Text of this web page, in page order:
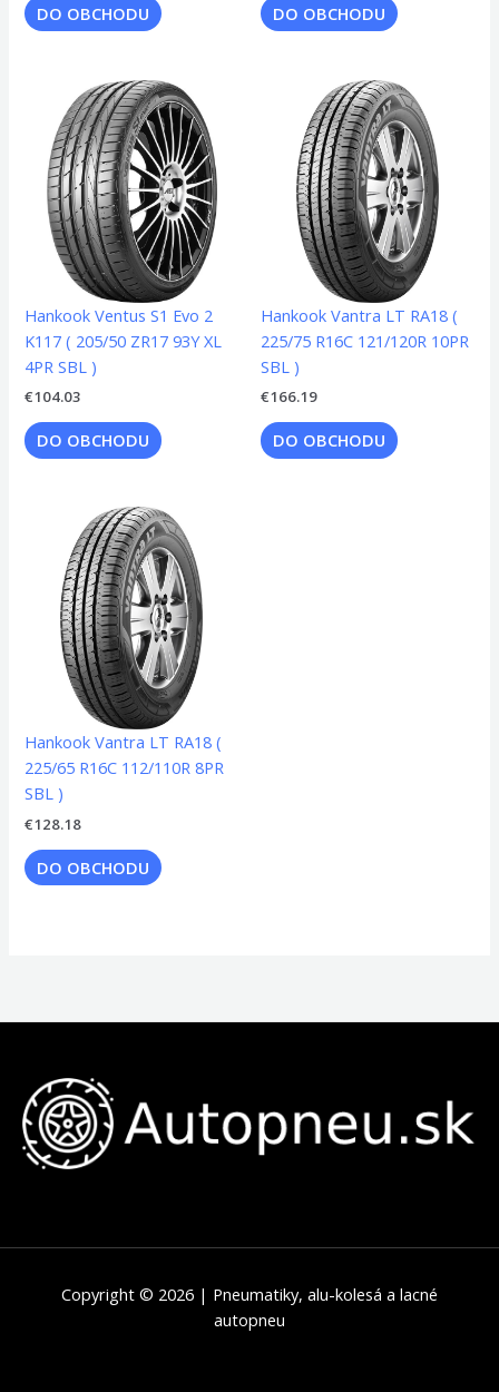
DO OBCHODU DO OBCHODU
Hankook Ventus S1 Evo 2
K117 ( 205/50 ZR17 93Y XL
4PR SBL )
€104.03
DO OBCHODU
Hankook Vantra LT RA18 (
225/75 R16C 121/120R 10PR
SBL )
€166.19
DO OBCHODU
Hankook Vantra LT RA18 (
225/65 R16C 112/110R 8PR
SBL )
€128.18
DO OBCHODU
Copyright © 2026 | Pneumatiky, alu-kolesá a lacné
autopneu